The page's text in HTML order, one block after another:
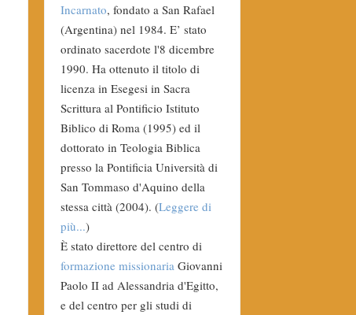
Incarnato, fondato a San Rafael
(Argentina) nel 1984. E’ stato
ordinato sacerdote l'8 dicembre
1990. Ha ottenuto il titolo di
licenza in Esegesi in Sacra
Scrittura al Pontificio Istituto
Biblico di Roma (1995) ed il
dottorato in Teologia Biblica
presso la Pontificia Università di
San Tommaso d'Aquino della
stessa città (2004). (Leggere di
più...)
È stato direttore del centro di
formazione missionaria Giovanni
Paolo II ad Alessandria d'Egitto,
e del centro per gli studi di